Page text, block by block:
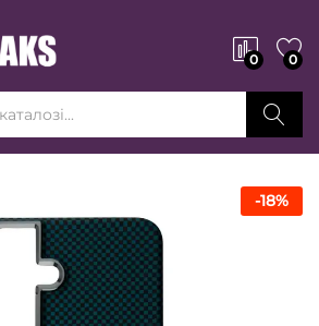
0 0
Вперед!
-18%